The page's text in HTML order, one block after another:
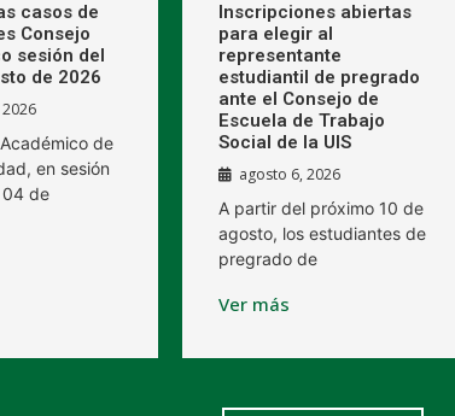
casos de
Consejo
sesión del
de 2026
de
en sesión
04 de
Inscripciones abiertas
para elegir al
representante
estudiantil de pregrado
ante el Consejo de
Escuela de Trabajo
Social de la UIS
agosto 6, 2026
A partir del próximo 10 de
agosto, los estudiantes de
pregrado de
Ver más